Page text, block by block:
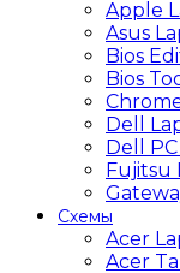
Apple
Asus
Bios
Bios
Dell
Dell
Fujitsu
Схемы
Acer
Acer